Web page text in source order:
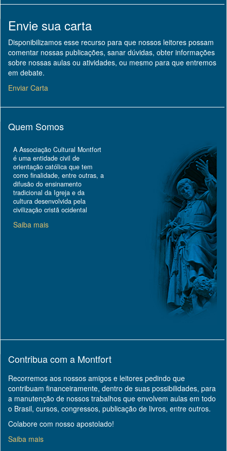
Envie sua carta
Disponibilizamos esse recurso para que nossos leitores possam
comentar nossas publicações, sanar dúvidas, obter informações
sobre nossas aulas ou atividades, ou mesmo para que entremos
em debate.
Enviar Carta
Quem Somos
A Associação Cultural Montfort
é uma entidade civil de
orientação católica que tem
como finalidade, entre outras, a
difusão do ensinamento
tradicional da Igreja e da
cultura desenvolvida pela
civilização cristã ocidental
Saiba mais
Contribua com a Montfort
Recorremos aos nossos amigos e leitores pedindo que
contribuam financeiramente, dentro de suas possibilidades, para
a manutenção de nossos trabalhos que envolvem aulas em todo
o Brasil, cursos, congressos, publicação de livros, entre outros.
Colabore com nosso apostolado!
Saiba mais